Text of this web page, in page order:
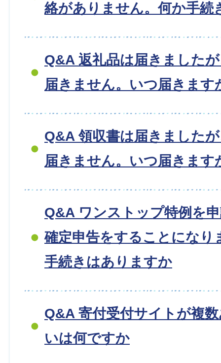
絡がありません。何か手続
Q&A 返礼品は届きました
届きません。いつ届きます
Q&A 領収書は届きました
届きません。いつ届きます
Q&A ワンストップ特例を
確定申告をすることになり
手続きはありますか
Q&A 寄付受付サイトが複
いは何ですか